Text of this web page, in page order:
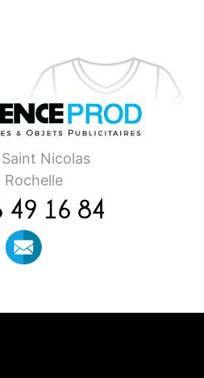
Nicolas
Rochelle
49 16 84